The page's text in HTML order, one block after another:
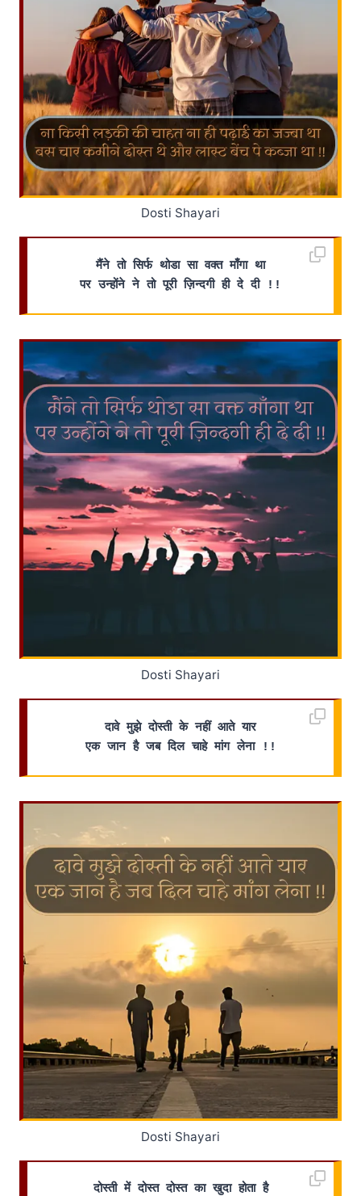
Dosti Shayari
मैंने तो सिर्फ थोडा सा वक्त माँगा था
पर उन्होंने ने तो पूरी ज़िन्दगी ही दे दी !!
Dosti Shayari
दावे मुझे दोस्ती के नहीं आते यार
एक जान है जब दिल चाहे मांग लेना !!
Dosti Shayari
दोस्ती में दोस्त दोस्त का खुदा होता है